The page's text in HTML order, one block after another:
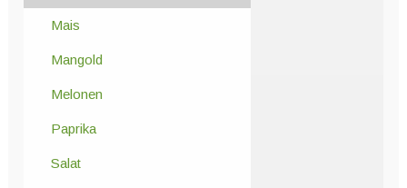
Mais
Mangold
Melonen
Paprika
Salat